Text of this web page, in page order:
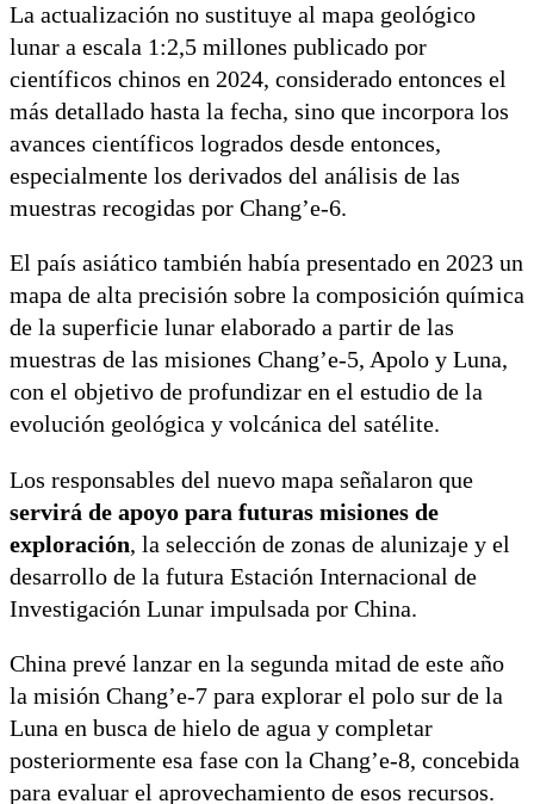
La actualización no sustituye al mapa geológico
lunar a escala 1:2,5 millones publicado por
científicos chinos en 2024, considerado entonces el
más detallado hasta la fecha, sino que incorpora los
avances científicos logrados desde entonces,
especialmente los derivados del análisis de las
muestras recogidas por Chang’e-6.
El país asiático también había presentado en 2023 un
mapa de alta precisión sobre la composición química
de la superficie lunar elaborado a partir de las
muestras de las misiones Chang’e-5, Apolo y Luna,
con el objetivo de profundizar en el estudio de la
evolución geológica y volcánica del satélite.
Los responsables del nuevo mapa señalaron que
servirá de apoyo para futuras misiones de
exploración, la selección de zonas de alunizaje y el
desarrollo de la futura Estación Internacional de
Investigación Lunar impulsada por China.
China prevé lanzar en la segunda mitad de este año
la misión Chang’e-7 para explorar el polo sur de la
Luna en busca de hielo de agua y completar
posteriormente esa fase con la Chang’e-8, concebida
para evaluar el aprovechamiento de esos recursos.